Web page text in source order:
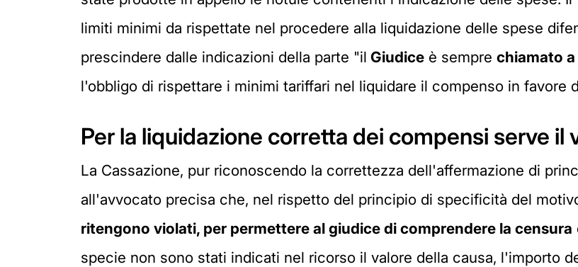
limiti minimi da rispettate nel procedere alla liquidazione delle spese
prescindere dalle indicazioni della parte "il Giudice è sempre chiamato
l'obbligo di rispettare i minimi tariffari nel liquidare il compenso in favore
Per la liquidazione corretta dei compensi serve il
La Cassazione, pur riconoscendo la correttezza dell'affermazione di
all'avvocato precisa che, nel rispetto del principio di specificità del
ritengono violati, per permettere al giudice di comprendere la censura
specie non sono stati indicati nel ricorso il valore della causa, l'importo